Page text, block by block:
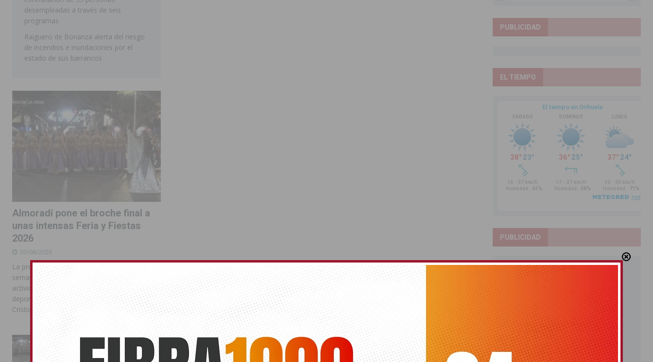
desempleadas a través de seis
programas
Raiguero de Bonanza alerta del riesgo
de incendios e inundaciones por el
estado de sus barrancos
Almoradí pone el broche final a
unas intensas Feria y Fiestas
2026
03/08/2026
La programación reunió durante más de una
semana actos institucionales, conciertos,
actividades familiares, competiciones
deportivas y las celebraciones de Moros y
Cristianos
La Entrada Cristiana llena de
esplendor las calles de
Almoradí en una multitudinaria
PUBLICIDAD
EL TIEMPO
PUBLICIDAD